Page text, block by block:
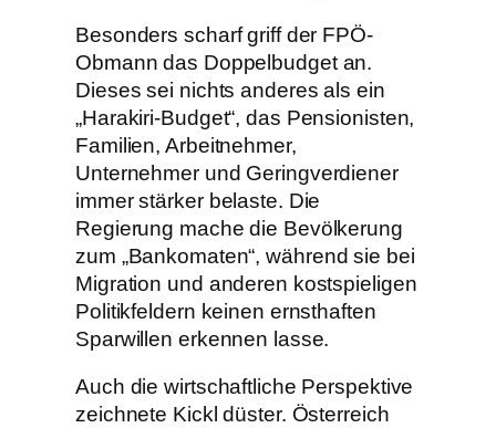
Besonders scharf griff der FPÖ-
Obmann das Doppelbudget an.
Dieses sei nichts anderes als ein
„Harakiri-Budget“, das Pensionisten,
Familien, Arbeitnehmer,
Unternehmer und Geringverdiener
immer stärker belaste. Die
Regierung mache die Bevölkerung
zum „Bankomaten“, während sie bei
Migration und anderen kostspieligen
Politikfeldern keinen ernsthaften
Sparwillen erkennen lasse.
Auch die wirtschaftliche Perspektive
zeichnete Kickl düster. Österreich